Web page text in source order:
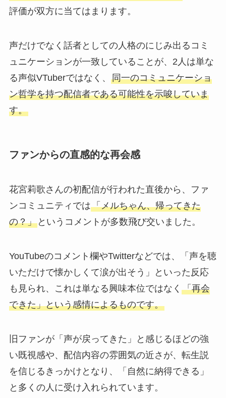
評価が双方に当てはまります。
声だけでなく話者としての人格のにじみ出るコミ
ュニケーションが一致していることが、2人は単な
る声似VTuberではなく、 同一のコミュニケーショ
ン哲学を持つ配信者である可能性を示唆していま
す。
ファンからの直感的な再会感
花宮莉歌さんの初配信が行われた直後から、ファ
ンコミュニティでは「メルちゃん、帰ってきた
の？」というコメントが多数飛び交いました。
YouTubeのコメント欄やTwitterなどでは、「声を聴
いただけで懐かしくて涙が出そう」といった反応
も見られ、これは単なる興味本位ではなく 「再会
できた」という感情によるものです。
旧ファンが「声が戻ってきた」と感じるほどの強
い既視感や、配信内容の雰囲気の近さが、転生説
を信じるきっかけとなり、「自然に納得できる」
と多くの人に受け入れられています。